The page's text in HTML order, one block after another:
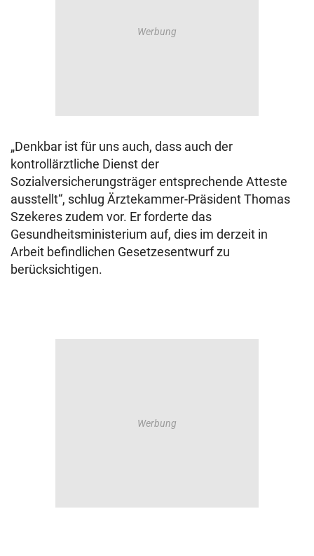
„Denkbar ist für uns auch, dass auch der
kontrollärztliche Dienst der
Sozialversicherungsträger entsprechende Atteste
ausstellt“, schlug Ärztekammer-Präsident Thomas
Szekeres zudem vor. Er forderte das
Gesundheitsministerium auf, dies im derzeit in
Arbeit befindlichen Gesetzesentwurf zu
berücksichtigen.